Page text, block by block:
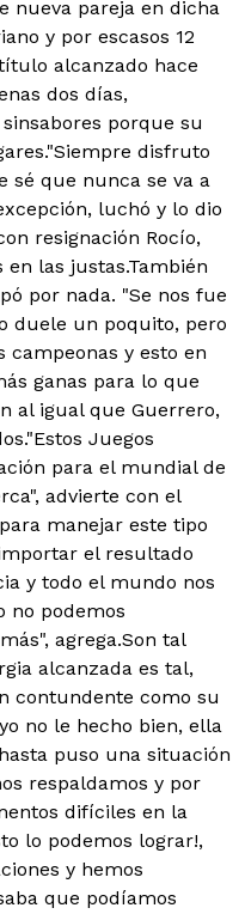
nueva pareja en dicha
y por escasos 12
alcanzado hace
dos días,
porque su
disfruto
sé que nunca se va a
luchó y lo dio
resignación Rocío,
las justas.También
por nada. "Se nos fue
duele un poquito, pero
campeonas y esto en
ganas para lo que
al igual que Guerrero,
Juegos
para el mundial de
advierte con el
manejar este tipo
el resultado
y todo el mundo nos
no podemos
agrega.Son tal
alcanzada es tal,
contundente como su
no le hecho bien, ella
puso una situación
respaldamos y por
difíciles en la
lo podemos lograr!,
y hemos
que podíamos